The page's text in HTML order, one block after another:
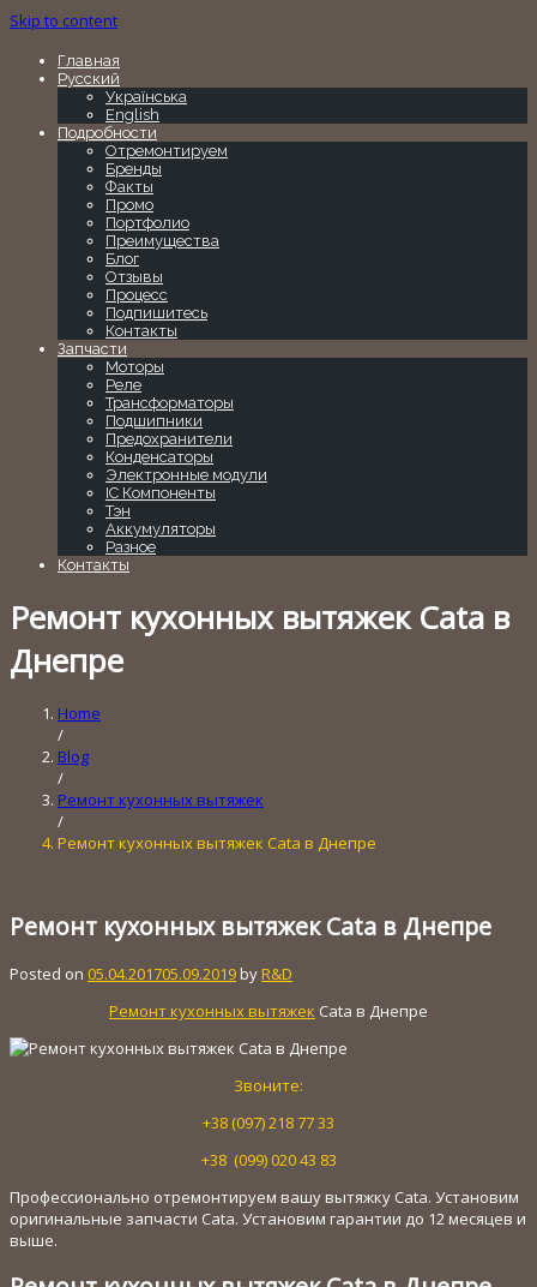
Skip to content
Главная
Русский
Українська
English
Подробности
Отремонтируем
Бренды
Факты
Промо
Портфолио
Преимущества
Блог
Отзывы
Процесс
Подпишитесь
Контакты
Запчасти
Моторы
Реле
Трансформаторы
Подшипники
Предохранители
Конденсаторы
Электронные модули
IC Компоненты
Тэн
Аккумуляторы
Разное
Контакты
Ремонт кухонных вытяжек Cata в
Днепре
Home
/
Blog
/
Ремонт кухонных вытяжек
/
Ремонт кухонных вытяжек Cata в Днепре
Ремонт кухонных вытяжек Cata в Днепре
Posted on 05.04.201705.09.2019by R&D
Ремонт кухонных вытяжек Cata в Днепре
Звоните:
+38 (097) 218 77 33
+38 (099) 020 43 83
Профессионально отремонтируем вашу вытяжку Cata. Установим
оригинальные запчасти Cata. Установим гарантии до 12 месяцев и
выше.